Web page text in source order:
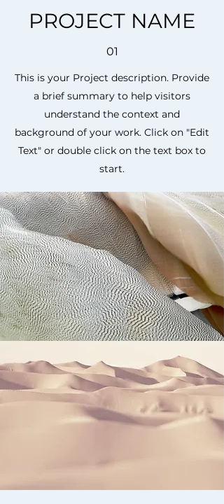
PROJECT NAME
01
This is your Project description. Provide
a brief summary to help visitors
understand the context and
background of your work. Click on "Edit
Text" or double click on the text box to
start.